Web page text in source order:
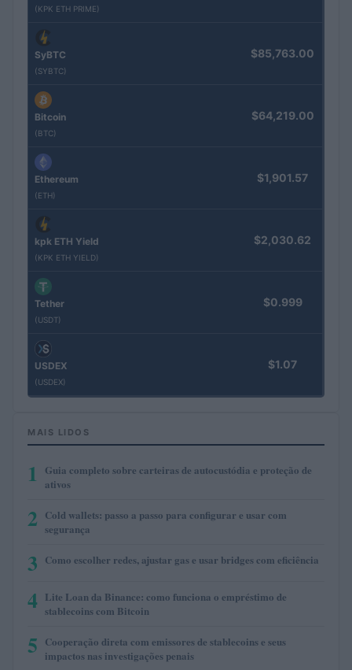
(KPK ETH PRIME)
SyBTC
(SYBTC)
$85,763.00
Bitcoin
(BTC)
$64,219.00
Ethereum
(ETH)
$1,901.57
kpk ETH Yield
(KPK ETH YIELD)
$2,030.62
Tether
(USDT)
$0.999
USDEX
(USDEX)
$1.07
MAIS LIDOS
1
Guia completo sobre carteiras de autocustódia e proteção de
ativos
2 Cold wallets: passo a passo para configurar e usar com
segurança
3 Como escolher redes, ajustar gas e usar bridges com eficiência
4 Lite Loan da Binance: como funciona o empréstimo de
stablecoins com Bitcoin
5 Cooperação direta com emissores de stablecoins e seus
impactos nas investigações penais